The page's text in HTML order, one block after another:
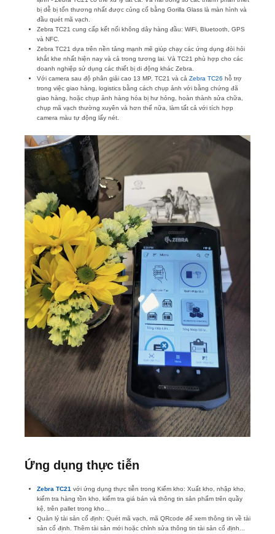
bị dễ bị tổn thương nhất được củng cố bằng Gorilla Glass là màn hình và
đầu quét mã vạch.
Zebra TC21 cung cấp kết nối không dây hàng đầu: WiFi, Bluetooth, GPS
và NFC.
Zebra TC21 dựa trên nền tảng mạnh mẽ giúp chạy các ứng dụng đòi hỏi
khắt khe nhất hiện nay và cả trong tương lai. Và TC21 phù hợp cho các
doanh nghiệp sử dụng các thiết bị di động khác Zebra.
Với camera sau độ phân giải cao 13 MP, TC21 và cả Zebra TC26 hỗ trợ
trong việc giao hàng, logistics bằng cách chụp ảnh với bằng chứng đã
giao hàng, hoặc chụp ảnh hàng hóa bị hư hỏng, hoàn thành sửa chữa,
chụp mã vạch thường xuyên và hơn thế nữa, làm tất cả với tích hợp
camera màu tự động lấy nét.
Ứng dụng thực tiễn
Zebra TC21 với ứng dụng thực tiễn trong Kiểm kho: Xuất kho, nhập kho,
kiểm tra hàng tồn kho, kiểm tra giá bán và thông tin sản phẩm trên quầy
kệ, trên pallet trong kho...
Quản lý tài sản cố định: Quét mã vạch, mã QRcode để xem thông tin về tài
sản cố định. Thêm tài sản mới hoặc chỉnh sửa thông tin tài sản cố định...